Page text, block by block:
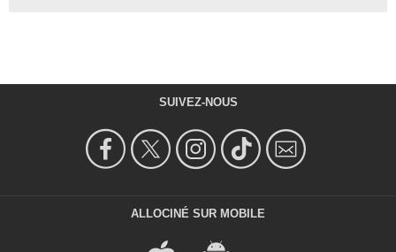
SUIVEZ-NOUS
ALLOCINÉ SUR MOBILE